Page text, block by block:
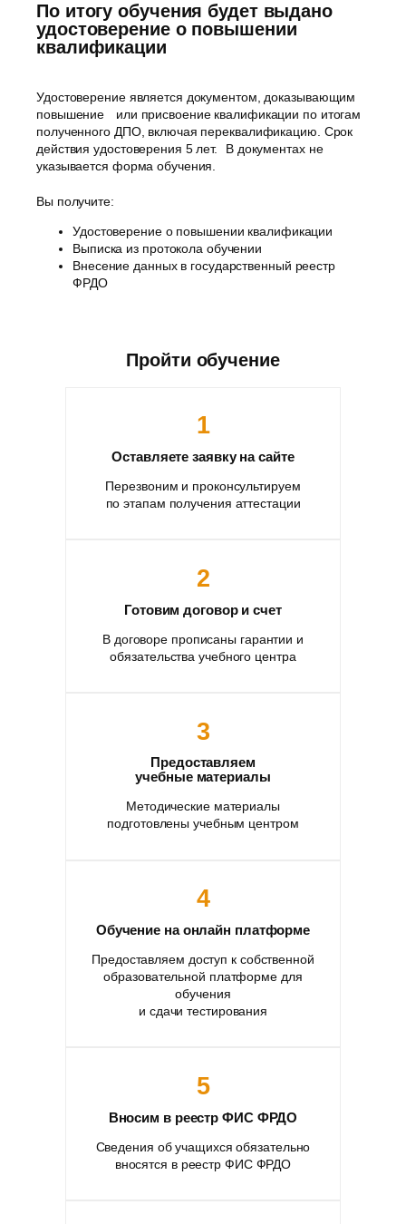
По итогу обучения будет выдано
удостоверение о повышении
квалификации
Удостоверение является документом, доказывающим
повышение или присвоение квалификации по итогам
полученного ДПО, включая переквалификацию. Срок
действия удостоверения 5 лет. В документах не
указывается форма обучения.
Вы получите:
Удостоверение о повышении квалификации
Выписка из протокола обучении
Внесение данных в государственный реестр
ФРДО
Пройти обучение
1
Оставляете заявку на сайте
Перезвоним и проконсультируем
по этапам получения аттестации
2
Готовим договор и счет
В договоре прописаны гарантии и
обязательства учебного центра
3
Предоставляем
учебные материалы
Методические материалы
подготовлены учебным центром
4
Обучение на онлайн платформе
Предоставляем доступ к собственной
образовательной платформе для
обучения
и сдачи тестирования
5
Вносим в реестр ФИС ФРДО
Сведения об учащихся обязательно
вносятся в реестр ФИС ФРДО